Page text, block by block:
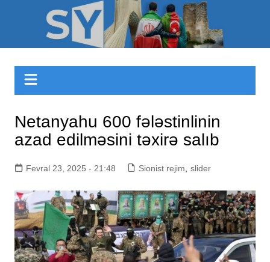
Sizinyol.org
Netanyahu 600 fələstinlinin
azad edilməsini təxirə salıb
Fevral 23, 2025 - 21:48 Sionist rejim slider